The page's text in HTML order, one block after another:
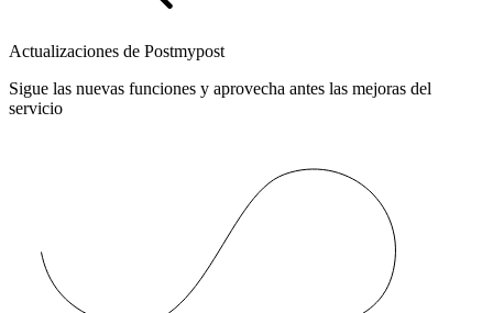
Actualizaciones de Postmypost
Sigue las nuevas funciones y aprovecha antes las mejoras del
servicio